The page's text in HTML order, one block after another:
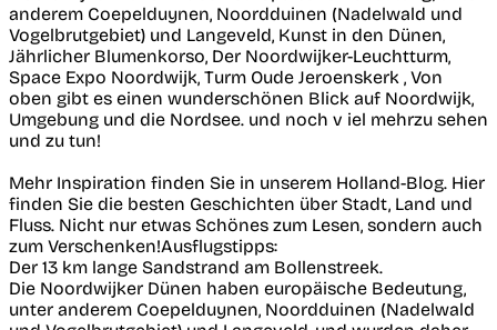
anderem Coepelduynen, Noordduinen (Nadelwald und
Vogelbrutgebiet) und Langeveld, Kunst in den Dünen,
Jährlicher Blumenkorso, Der Noordwijker-Leuchtturm,
Space Expo Noordwijk, Turm Oude Jeroenskerk , Von
oben gibt es einen wunderschönen Blick auf Noordwijk,
Umgebung und die Nordsee. und noch v iel mehrzu sehen
und zu tun!
Mehr Inspiration finden Sie in unserem Holland-Blog. Hier
finden Sie die besten Geschichten über Stadt, Land und
Fluss. Nicht nur etwas Schönes zum Lesen, sondern auch
zum Verschenken!Ausflugstipps:
Der 13 km lange Sandstrand am Bollenstreek.
Die Noordwijker Dünen haben europäische Bedeutung,
unter anderem Coepelduynen, Noordduinen (Nadelwald